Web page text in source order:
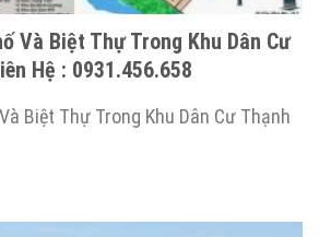
Và Biệt Thự Trong Khu Dân Cư
Hệ : 0931.456.658
Biệt Thự Trong Khu Dân Cư Thạnh